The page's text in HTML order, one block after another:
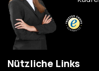
Nützliche Links